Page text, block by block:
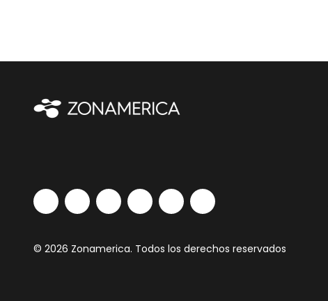
© 2026 Zonamerica. Todos los derechos reservados